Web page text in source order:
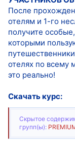
После
отелям и 1-го
получите
которыми
отелях по всему
это реально!
Скачать курс:
Скрытое
групп(ы):